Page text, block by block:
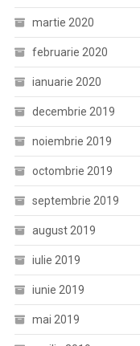
martie 2020
februarie 2020
ianuarie 2020
decembrie 2019
noiembrie 2019
octombrie 2019
septembrie 2019
august 2019
iulie 2019
iunie 2019
mai 2019